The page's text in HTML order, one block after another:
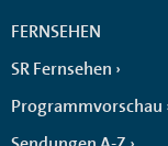
FERNSEHEN
SR Fernsehen
Programmvorschau